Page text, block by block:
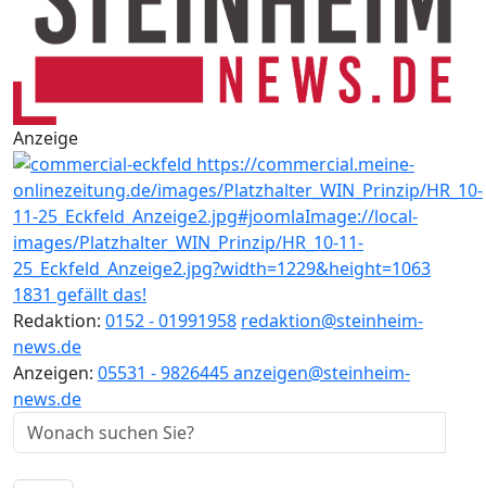
Anzeige
1831 gefällt das!
Redaktion: 0152 - 01991958 redaktion@steinheim-
news.de
Anzeigen: 05531 - 9826445anzeigen@steinheim-
news.de